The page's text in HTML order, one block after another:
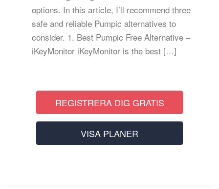
options. In this article, I’ll recommend three
safe and reliable Pumpic alternatives to
consider. 1. Best Pumpic Free Alternative –
iKeyMonitor iKeyMonitor is the best […]
REGISTRERA DIG GRATIS
VISA PLANER